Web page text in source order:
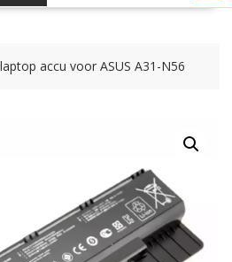
laptop accu voor ASUS A31-N56